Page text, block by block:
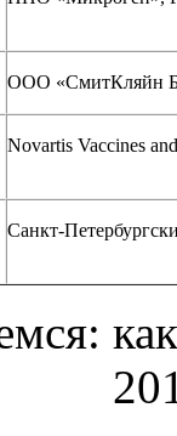
ООО «СмитКляйн
Novartis Vaccines
Санкт-